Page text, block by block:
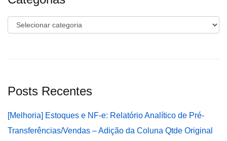
Categorias
Posts Recentes
[Melhoria] Estoques e NF-e: Relatório Analítico de Pré-
Transferências/Vendas – Adição da Coluna Qtde Original